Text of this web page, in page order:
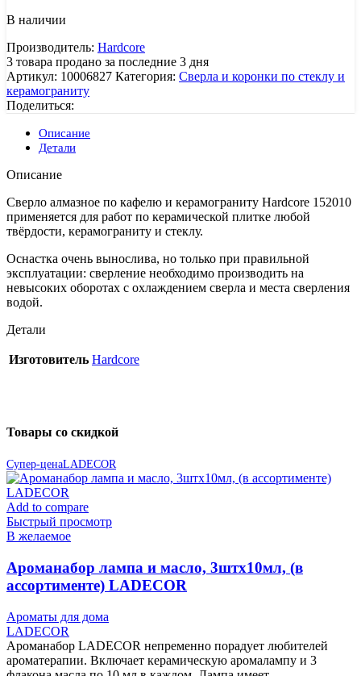
В наличии
Производитель: Hardcore
3 товара продано за последние 3 дня
Артикул: 10006827 Категория: Сверла и коронки по стеклу и
керамограниту
Поделиться:
Описание
Детали
Описание
Сверло алмазное по кафелю и керамограниту Hardcore 152010
применяется для работ по керамической плитке любой
твёрдости, керамограниту и стеклу.
Оснастка очень вынослива, но только при правильной
эксплуатации: сверление необходимо производить на
невысоких оборотах с охлаждением сверла и места сверления
водой.
Детали
Изготовитель Hardcore
Товары со скидкой
Супер-ценаLADECOR
Add to compare
Быстрый просмотр
В желаемое
Ароманабор лампа и масло, 3штx10мл, (в
ассортименте) LADECOR
Ароматы для дома
LADECOR
Ароманабор LADECOR непременно порадует любителей
ароматерапии. Включает керамическую аромалампу и 3